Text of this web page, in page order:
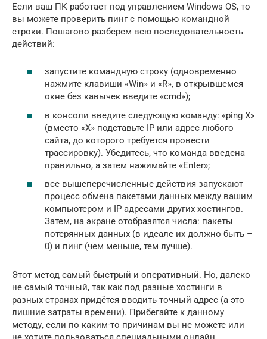
Если ваш ПК работает под управлением Windows OS, то
вы можете проверить пинг с помощью командной
строки. Пошагово разберем всю последовательность
действий:
запустите командную строку (одновременно
нажмите клавиши «Win» и «R», в открывшемся
окне без кавычек введите «cmd»);
в консоли введите следующую команду: «ping X»
(вместо «X» подставьте IP или адрес любого
сайта, до которого требуется провести
трассировку). Убедитесь, что команда введена
правильно, а затем нажимайте «Enter»;
все вышеперечисленные действия запускают
процесс обмена пакетами данных между вашим
компьютером и IP адресами других хостингов.
Затем, на экране отобразятся числа: пакеты
потерянных данных (в идеале их должно быть –
0) и пинг (чем меньше, тем лучше).
Этот метод самый быстрый и оперативный. Но, далеко
не самый точный, так как под разные хостинги в
разных странах придётся вводить точный адрес (а это
лишние затраты времени). Прибегайте к данному
методу, если по каким-то причинам вы не можете или